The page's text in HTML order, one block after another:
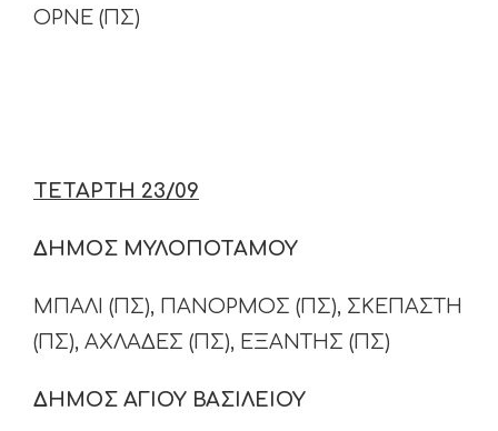
ΟΡΝΕ (ΠΣ)
ΤΕΤΑΡΤΗ 23/09
ΔΗΜΟΣ ΜΥΛΟΠΟΤΑΜΟΥ
ΜΠΑΛΙ (ΠΣ), ΠΑΝΟΡΜΟΣ (ΠΣ), ΣΚΕΠΑΣΤΗ
(ΠΣ), ΑΧΛΑΔΕΣ (ΠΣ), ΕΞΑΝΤΗΣ (ΠΣ)
ΔΗΜΟΣ ΑΓΙΟΥ ΒΑΣΙΛΕΙΟΥ